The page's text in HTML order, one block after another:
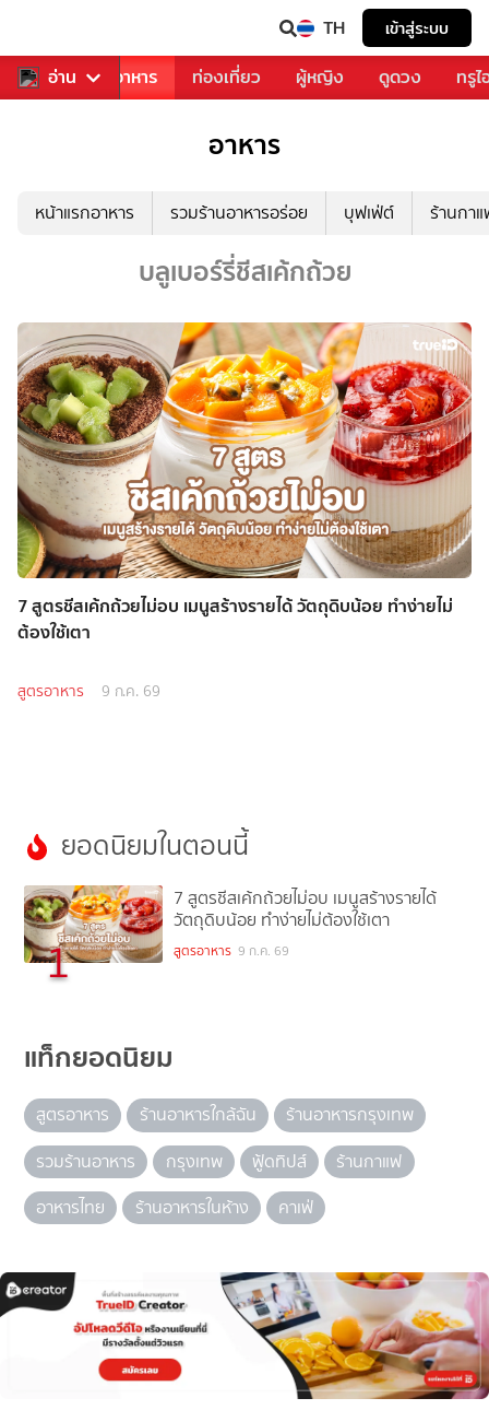
TH เข้าสู่ระบบ
อ่าน
การเพลง อาหาร ท่องเที่ยว ผู้หญิง ดูดวง ทรู
อาหาร
หน้าแรกอาหาร รวมร้านอาหารอร่อย บุฟเฟ่ต์ ร้านกา
บลูเบอร์รี่ชีสเค้กถ้วย
7 สูตรชีสเค้กถ้วยไม่อบ เมนูสร้างรายได้ วัตถุดิบน้อย ทำง่ายไม่
ต้องใช้เตา
สูตรอาหาร 9 ก.ค. 69
ยอดนิยมในตอนนี้
1
7 สูตรชีสเค้กถ้วยไม่อบ เมนูสร้างรายได้
วัตถุดิบน้อย ทำง่ายไม่ต้องใช้เตา
สูตรอาหาร 9 ก.ค. 69
แท็กยอดนิยม
สูตรอาหาร ร้านอาหารใกล้ฉัน
ร้านอาหารกรุงเทพ
รวมร้านอาหาร
กรุงเทพ ฟู้ดทิปส์
ร้านกาแฟ
อาหารไทย
ร้านอาหารในห้าง คาเฟ่